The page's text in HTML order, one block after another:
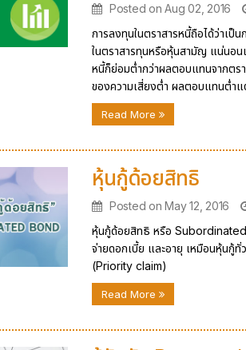
Posted on Aug 02, 2016
การลงทุนในตราสารหนี้ถือได้ว่าเป็
ในตราสารทุนหรือหุ้นสามัญ แน่นอน
หนี้ก็ย่อมต่ำกว่าผลตอบแทนจากตร
ของความเสี่ยงต่ำ ผลตอบแทนต่ำแ
Read More
หุ้นกู้ด้อยสิทธิ
Posted on May 12, 2016
หุ้นกู้ด้อยสิทธิ หรือ
จ่ายดอกเบี้ย และอายุ เหมือนหุ้นกู้
(Priority claim)
Read More